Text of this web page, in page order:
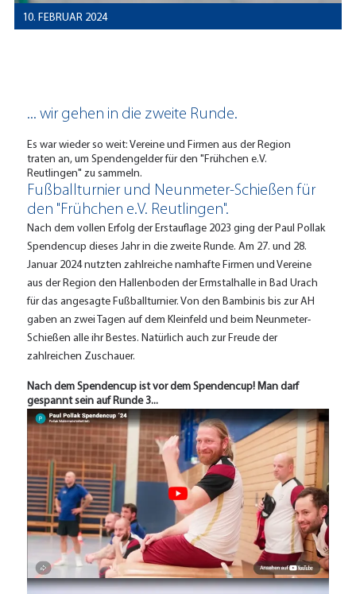
10. FEBRUAR 2024
... wir gehen in die zweite Runde.
Es war wieder so weit: Vereine und Firmen aus der Region
traten an, um Spendengelder für den "Frühchen e.V.
Reutlingen" zu sammeln.
Fußballturnier und Neunmeter-Schießen für
den "Frühchen e.V. Reutlingen".
Nach dem vollen Erfolg der Erstauflage 2023 ging der Paul Pollak
Spendencup dieses Jahr in die zweite Runde. Am 27. und 28.
Januar 2024 nutzten zahlreiche namhafte Firmen und Vereine
aus der Region den Hallenboden der Ermstalhalle in Bad Urach
für das angesagte Fußballturnier. Von den Bambinis bis zur AH
gaben an zwei Tagen auf dem Kleinfeld und beim Neunmeter-
Schießen alle ihr Bestes. Natürlich auch zur Freude der
zahlreichen Zuschauer.
Nach dem Spendencup ist vor dem Spendencup! Man darf
gespannt sein auf Runde 3...